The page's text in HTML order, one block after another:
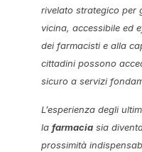
rivelato strategico per
vicina, accessibile ed
dei farmacisti e alla
cittadini possono
sicuro a servizi
L’esperienza degli
la farmacia sia
prossimità